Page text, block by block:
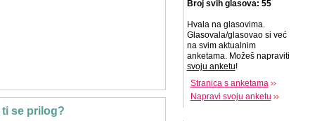
Broj svih glasova: 55
Hvala na glasovima.
Glasovala/glasovao si već
na svim aktualnim
anketama. Možeš napraviti
svoju anketu!
Stranica s anketama
Napravi svoju anketu